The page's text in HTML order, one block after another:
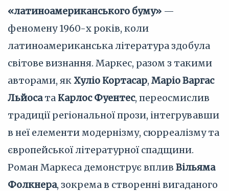
«латиноамериканського буму» —
феномену 1960-х років, коли
латиноамериканська література здобула
світове визнання. Маркес, разом з такими
авторами, якХуліо Кортасар, Маріо Варгас
Льйосата Карлос Фуентес, переосмислив
традиції регіональної прози, інтегрувавши
в неї елементи модернізму, сюрреалізму та
європейської літературної спадщини.
Роман Маркеса демонструє вплив Вільяма
Фолкнера, зокрема в створенні вигаданого